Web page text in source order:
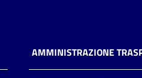
AMMINISTRAZIONE